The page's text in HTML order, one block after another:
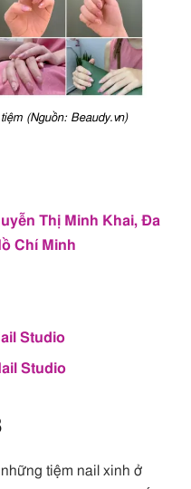
(Nguồn: Beaudy.vn)
Thị Minh Khai, Đa
Chí Minh
Studio
Studio
tiệm nail xinh ở